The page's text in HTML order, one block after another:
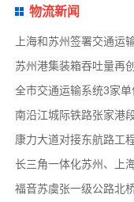
物流新闻
上海和苏州签署交通运
苏州港集装箱吞吐量再
南沿江城际铁路张家港
康力大道对接东航路工
长三角一体化苏州、上
福音苏虞张一级公路北